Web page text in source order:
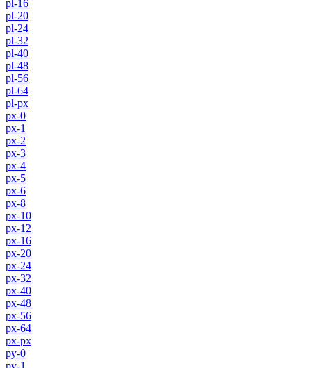
pl-16
pl-20
pl-24
pl-32
pl-40
pl-48
pl-56
pl-64
pl-px
px-0
px-1
px-2
px-3
px-4
px-5
px-6
px-8
px-10
px-12
px-16
px-20
px-24
px-32
px-40
px-48
px-56
px-64
px-px
py-0
py-1